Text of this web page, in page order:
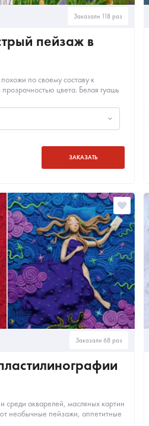
Заказали 118 раз
пейзаж в
по своему составу к
цвета. Белая гуашь
ЗАКАЗАТЬ
Заказали 68 раз
среди акварелей, масляных картин
необычные пейзажи, аппетитные